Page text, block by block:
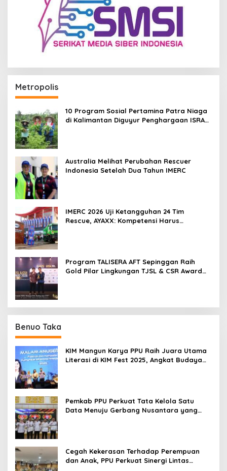
Metropolis
10 Program Sosial Pertamina Patra Niaga
di Kalimantan Diguyur Penghargaan ISRA
Australia Melihat Perubahan Rescuer
Indonesia Setelah Dua Tahun IMERC
IMERC 2026 Uji Ketangguhan 24 Tim
Rescue, AYAXX: Kompetensi Harus
Program TALISERA AFT Sepinggan Raih
Gold Pilar Lingkungan TJSL & CSR Award
Benuo Taka
KIM Mangun Karya PPU Raih Juara Utama
Literasi di KIM Fest 2025, Angkat Budaya
Pemkab PPU Perkuat Tata Kelola Satu
Data Menuju Gerbang Nusantara yang
Cegah Kekerasan Terhadap Perempuan
dan Anak, PPU Perkuat Sinergi Lintas